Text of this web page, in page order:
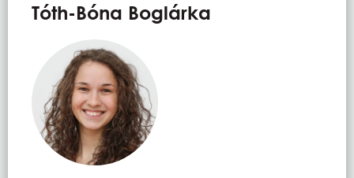
Tóth-Bóna Boglárka